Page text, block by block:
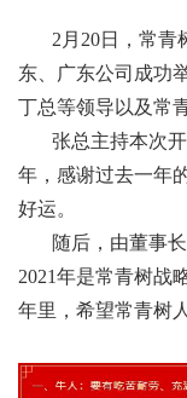
2月20日，常青
东、广东公司成功
丁总等领导以及常
张总主持本次开
年，感谢过去一年
好运。
随后，由董事长
2021年是常青树战
年里，希望常青树